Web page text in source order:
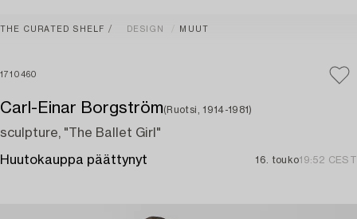
THE CURATED SHELF DESIGN MUUT
1710460
Carl-Einar Borgström(Ruotsi, 1914-1981)
sculpture, "The Ballet Girl"
Huutokauppa päättynyt 16. touko19:52 CEST